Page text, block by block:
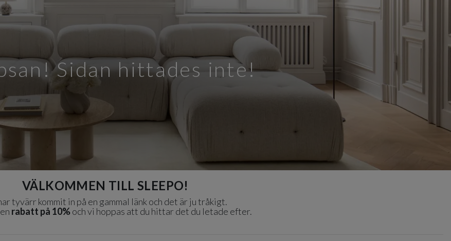
Sidan hittades inte!
VÄLKOMMEN TILL SLEEPO!
tyvärr kommit in på en gammal länk och det är ju tråkigt.
rabatt på 10%och vi hoppas att du hittar det du letade efter.